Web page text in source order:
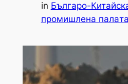
in Българо-
промишлена палaта